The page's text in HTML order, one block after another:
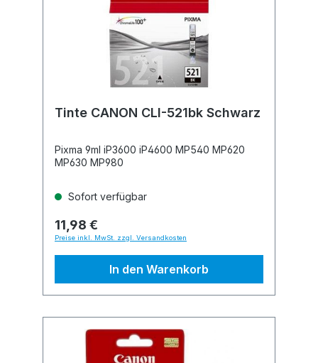
Tinte CANON CLI-521bk Schwarz
Pixma 9ml iP3600 iP4600 MP540 MP620
MP630 MP980
Sofort verfügbar
11,98 €
Preise inkl. MwSt. zzgl. Versandkosten
In den Warenkorb